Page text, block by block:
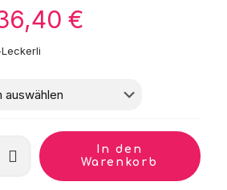
€
136,40 €
In den
Warenkorb